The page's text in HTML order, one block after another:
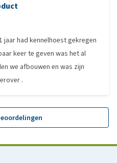
jaar had kennelhoest gekregen
keer te geven was het al
we afbouwen en was zijn
.